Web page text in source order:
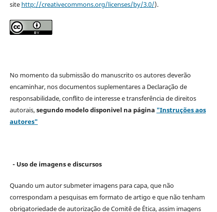
site http://creativecommons.org/licenses/by/3.0/).
No momento da submissão do manuscrito os autores deverão
encaminhar, nos documentos suplementares a Declaração de
responsabilidade, conflito de interesse e transferência de direitos
autorais,segundo modelodisponivel na página "Instruções aos
autores"
- Uso de imagens e discursos
Quando um autor submeter imagens para capa, que não
correspondam a pesquisas em formato de artigo e que não tenham
obrigatoriedade de autorização de Comitê de Ética, assim imagens